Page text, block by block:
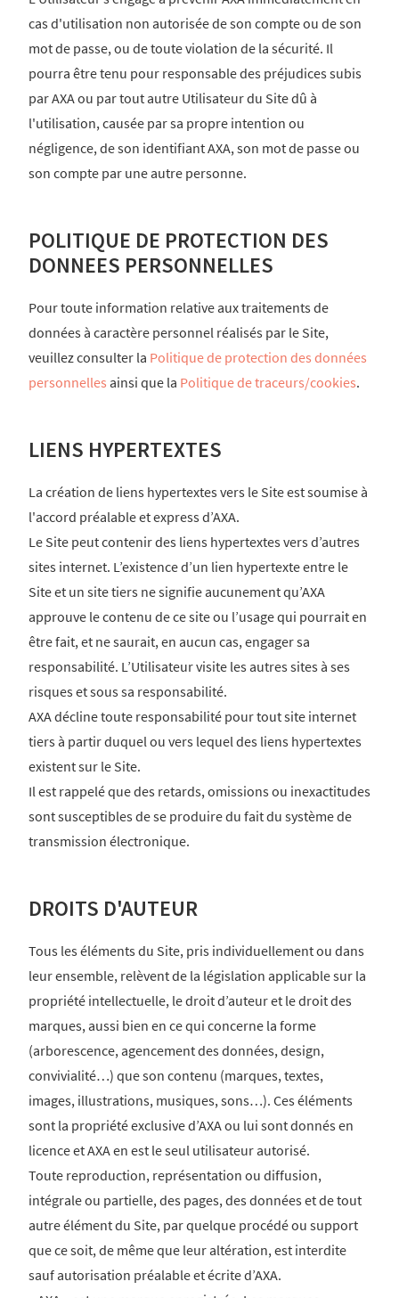
cas d'utilisation non autorisée de son compte ou de son
mot de passe, ou de toute violation de la sécurité. Il
pourra être tenu pour responsable des préjudices subis
par AXA ou par tout autre Utilisateur du Site dû à
l'utilisation, causée par sa propre intention ou
négligence, de son identifiant AXA, son mot de passe ou
son compte par une autre personne.
POLITIQUE DE PROTECTION DES
DONNEES PERSONNELLES
Pour toute information relative aux traitements de
données à caractère personnel réalisés par le Site,
veuillez consulter la Politique de protection des données
personnelles ainsi que la Politique de traceurs/cookies.
LIENS HYPERTEXTES
La création de liens hypertextes vers le Site est soumise à
l'accord préalable et express d’AXA.
Le Site peut contenir des liens hypertextes vers d’autres
sites internet. L’existence d’un lien hypertexte entre le
Site et un site tiers ne signifie aucunement qu’AXA
approuve le contenu de ce site ou l’usage qui pourrait en
être fait, et ne saurait, en aucun cas, engager sa
responsabilité. L’Utilisateur visite les autres sites à ses
risques et sous sa responsabilité.
AXA décline toute responsabilité pour tout site internet
tiers à partir duquel ou vers lequel des liens hypertextes
existent sur le Site.
Il est rappelé que des retards, omissions ou inexactitudes
sont susceptibles de se produire du fait du système de
transmission électronique.
DROITS D'AUTEUR
Tous les éléments du Site, pris individuellement ou dans
leur ensemble, relèvent de la législation applicable sur la
propriété intellectuelle, le droit d’auteur et le droit des
marques, aussi bien en ce qui concerne la forme
(arborescence, agencement des données, design,
convivialité…) que son contenu (marques, textes,
images, illustrations, musiques, sons…). Ces éléments
sont la propriété exclusive d’AXA ou lui sont donnés en
licence et AXA en est le seul utilisateur autorisé.
Toute reproduction, représentation ou diffusion,
intégrale ou partielle, des pages, des données et de tout
autre élément du Site, par quelque procédé ou support
que ce soit, de même que leur altération, est interdite
sauf autorisation préalable et écrite d’AXA.